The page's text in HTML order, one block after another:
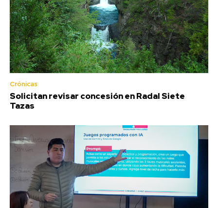
Crónicas
Solicitan revisar concesión en Radal Siete
Tazas